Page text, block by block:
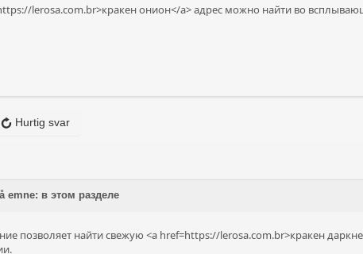
lerosa.com.br>кракен онион</a> адрес можно найти во
Hurtig svar
emne: в этом разделе
позволяет найти свежую <a href=https://lerosa.com.br>кракен